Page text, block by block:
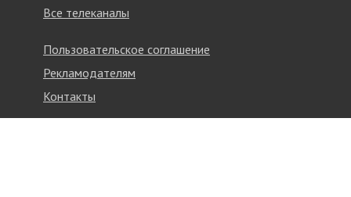
Все телеканалы
Пользовательское соглашение
Рекламодателям
Контакты